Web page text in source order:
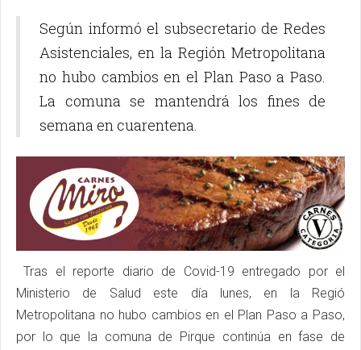
Según informó el subsecretario de Redes
Asistenciales, en la Región Metropolitana
no hubo cambios en el Plan Paso a Paso.
La comuna se mantendrá los fines de
semana en cuarentena.
Tras el reporte diario de Covid-19 entregado por el
Ministerio de Salud este día lunes, en la Regió
Metropolitana no hubo cambios en el Plan Paso a Paso,
por lo que la comuna de Pirque continúa en fase de